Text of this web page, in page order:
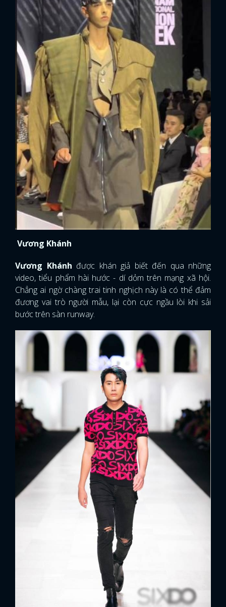
ĐĂNG NHẬP
Vương Khánh
Vương Khánh được khán giả biết đến qua những
video, tiểu phẩm hài hước - dí dỏm trên mạng xã hội.
Chẳng ai ngờ chàng trai tinh nghịch này là có thể đảm
đương vai trò người mẫu, lại còn cực ngầu lòi khi sải
bước trên sàn runway.